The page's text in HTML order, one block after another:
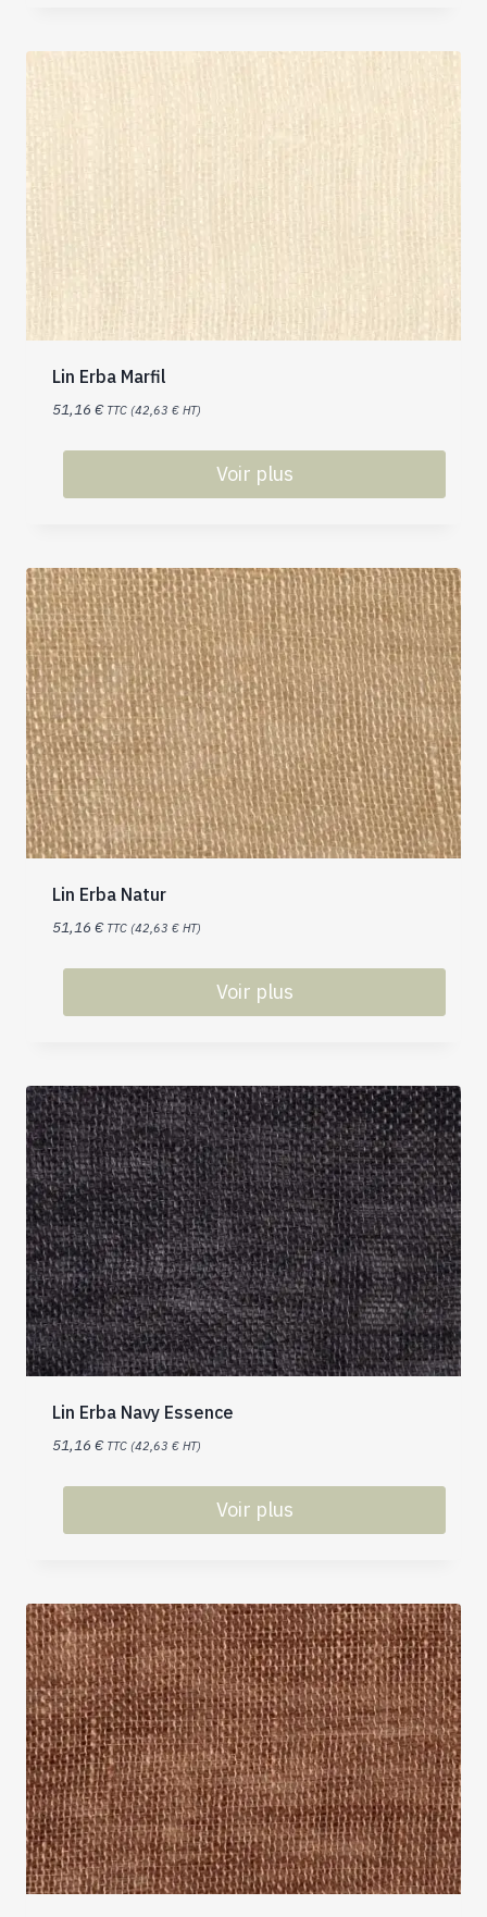
Lin Erba Marfil
51,16 € TTC (42,63 € HT)
Voir plus
Lin Erba Natur
51,16 € TTC (42,63 € HT)
Voir plus
Lin Erba Navy Essence
51,16 € TTC (42,63 € HT)
Voir plus